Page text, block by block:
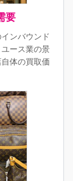
要
ンバウンド
ース業の景
体の買取価